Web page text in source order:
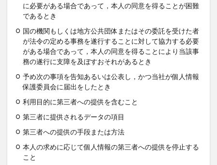
に必要がある場合であって，本人の同意を得ることが困難
であるとき
国の機関もしくは地方公共団体またはその委託を受けた者
が法令の定める事務を遂行することに対して協力する必要
がある場合であって，本人の同意を得ることにより当該事
務の遂行に支障を及ぼすおそれがあるとき
予め次の事項を告知あるいは公表し，かつ当社が個人情報
保護委員会に届出をしたとき
利用目的に第三者への提供を含むこと
第三者に提供されるデータの項目
第三者への提供の手段または方法
本人の求めに応じて個人情報の第三者への提供を停止する
こと